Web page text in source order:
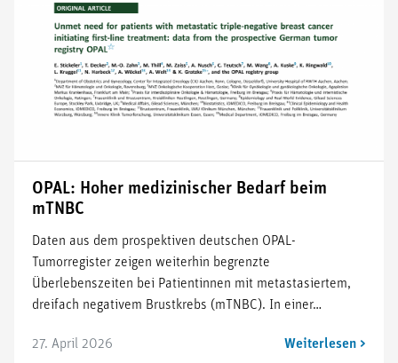
OPAL: Hoher medizinischer Bedarf beim
mTNBC
Daten aus dem prospektiven deutschen OPAL-
Tumorregister zeigen weiterhin begrenzte
Überlebenszeiten bei Patientinnen mit metastasiertem,
dreifach negativem Brustkrebs (mTNBC). In einer…
27. April 2026 Weiterlesen >